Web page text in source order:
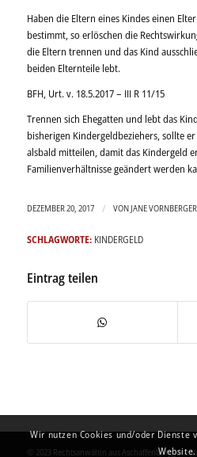
Haben die Eltern eines Kindes einen
bestimmt, so erlöschen die
die Eltern trennen und das Kind
beiden Elternteile lebt.
BFH, Urt.v. 18.5.2017– III R 11/15
Trennen sich Ehegatten und lebt das
bisherigen Kindergeldbeziehers, sollte
alsbald mitteilen, damit das Kindergeld
Familienverhältnisse geändert werden
DEZEMBER 20, 2017 / VON JANE VORNBERGER
SCHLAGWORTE: KINDERGELD
Eintrag teilen
© 2023 Rechtsanwältin aus Aschaffenburg Jane
Wir nutzen Cookies und/oder
Website.